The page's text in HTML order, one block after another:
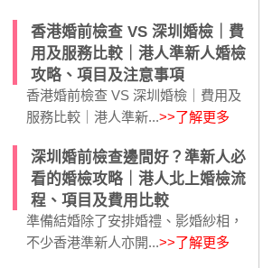
香港婚前檢查 VS 深圳婚檢｜費
用及服務比較｜港人準新人婚檢
攻略、項目及注意事項
香港婚前檢查 VS 深圳婚檢｜費用及
服務比較｜港人準新...>>了解更多
深圳婚前檢查邊間好？準新人必
看的婚檢攻略｜港人北上婚檢流
程、項目及費用比較
準備結婚除了安排婚禮、影婚紗相，
不少香港準新人亦開...>>了解更多